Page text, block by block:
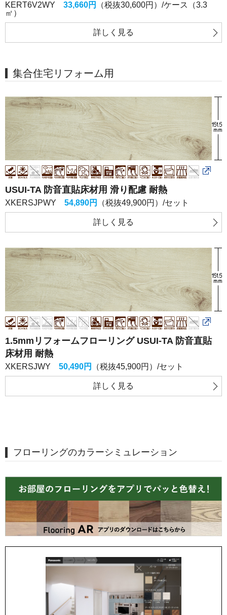
KERT6V2WY 33,660円
（税抜30,600円）/ケース（3.3
㎡）
詳しく 見る
集合住宅リフォーム用
USUI-TA 防音直貼床材用 滑り配慮 耐熱
XKERSJPWY 54,890円 （税抜49,900円）/セット
詳しく 見る
1.5mmリフォームフローリング USUI-TA 防音直貼
床材用 耐熱
XKERSJWY 50,490円 （税抜45,900円）/セット
詳しく 見る
フローリングのカラーシミュレーション